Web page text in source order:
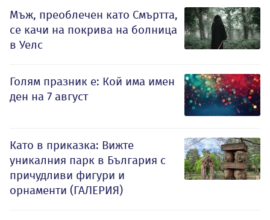
Мъж, преоблечен като Смъртта,
се качи на покрива на болница
в Уелс
Голям празник е: Кой има имен
ден на 7 август
Като в приказка: Вижте
уникалния парк в България с
причудливи фигури и
орнаменти (ГАЛЕРИЯ)